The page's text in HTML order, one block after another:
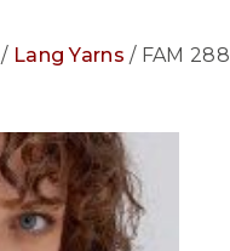
/ Lang Yarns / FAM